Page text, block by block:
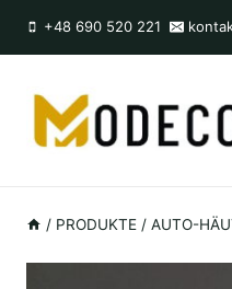
Inhalt
+48 690 520 221
/ PRODUKTE / AUTO-